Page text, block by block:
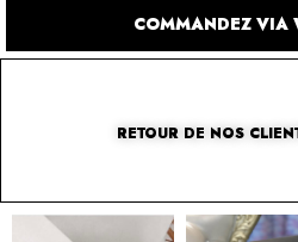
COMMANDEZ VIA
RETOUR DE NOS